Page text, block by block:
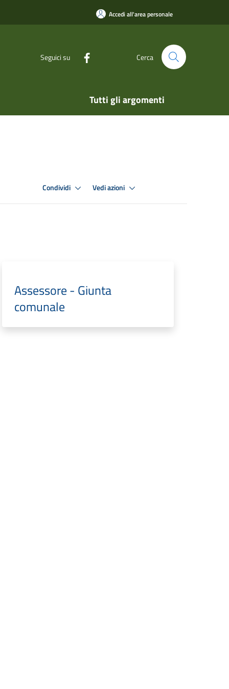
Accedi all'area personale
Seguici su Cerca
Tutti gli argomenti
Condividi Vedi azioni
Assessore - Giunta
comunale